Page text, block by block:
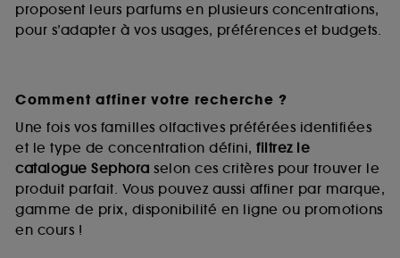
proposent leurs parfums en plusieurs concentrations,
pour s’adapter à vos usages, préférences et budgets.
Comment affiner votre recherche ?
Une fois vos familles olfactives préférées identifiées
et le type de concentration défini, filtrez le
catalogue Sephora selon ces critères pour trouver le
produit parfait. Vous pouvez aussi affiner par marque,
gamme de prix, disponibilité en ligne ou promotions
en cours !